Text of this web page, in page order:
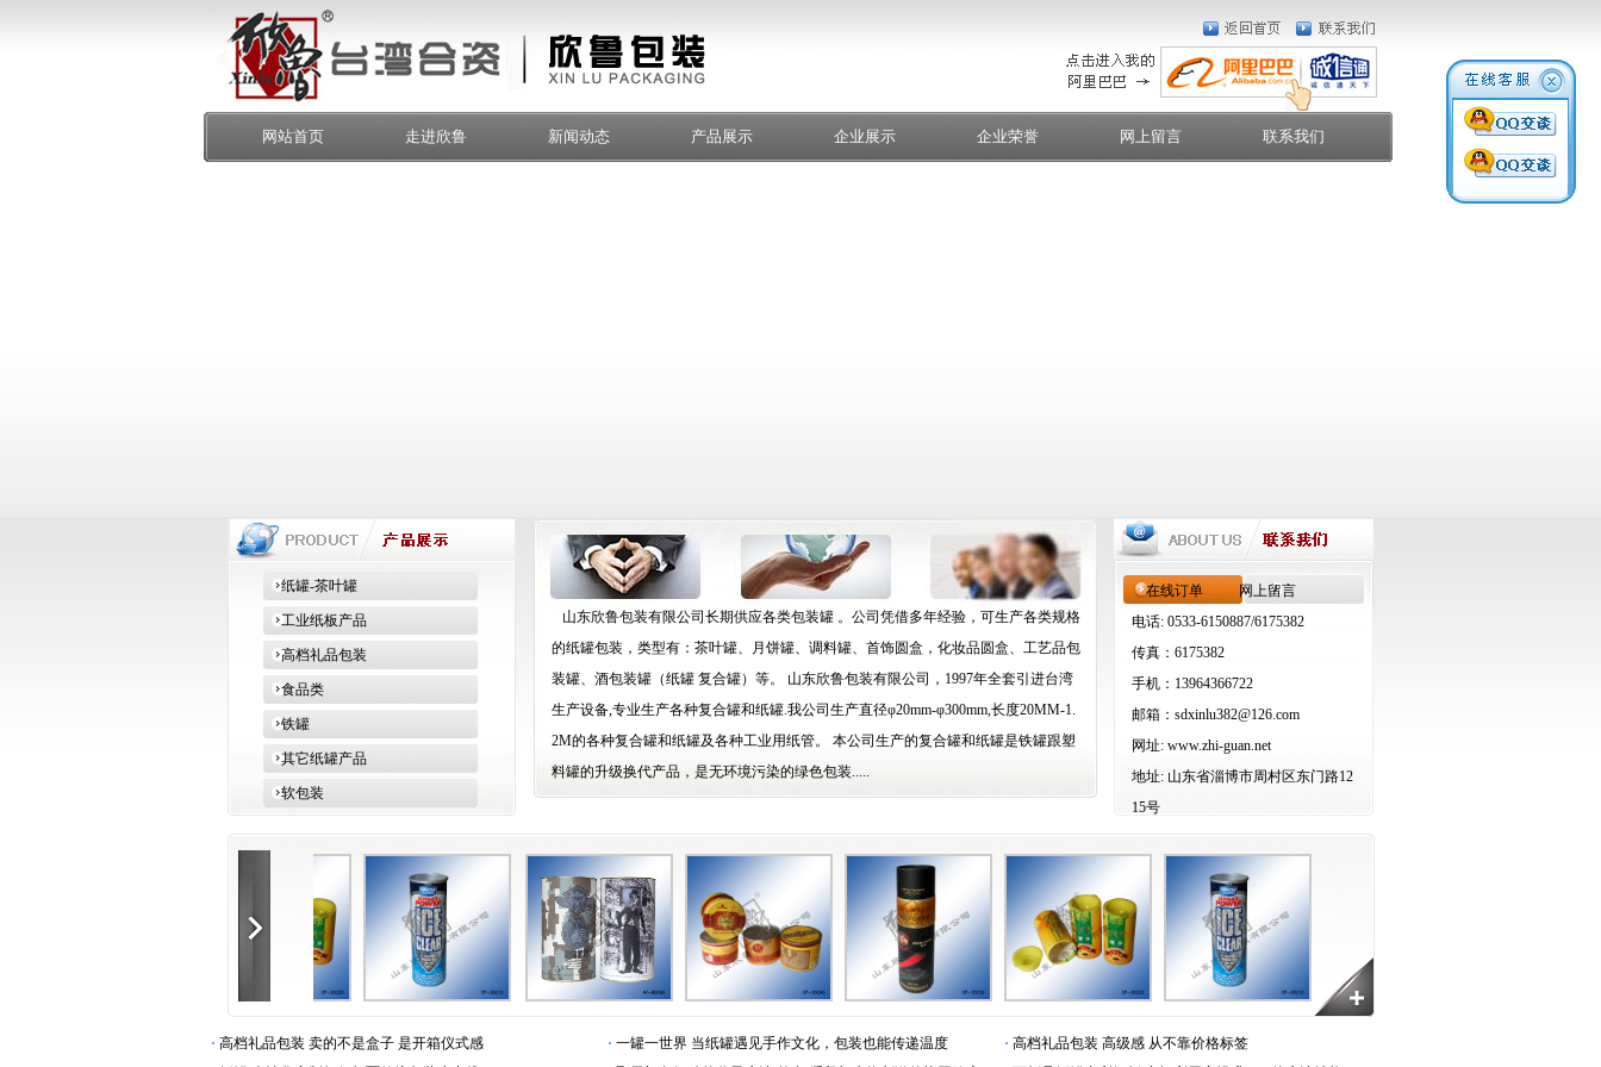
网站首页 走进欣鲁 新闻动态 产品展示 企业展示 企业荣誉 网上留言 联系我们
纸罐-茶叶罐
工业纸板产品
高档礼品包装
食品类
铁罐
其它纸罐产品
软包装
山东欣鲁包装有限公司长期供应各类包装罐 。公司凭借多年经验，可生产各类规格
的纸罐包装，类型有：茶叶罐、月饼罐、调料罐、首饰圆盒，化妆品圆盒、工艺品包
装罐、酒包装罐（纸罐 复合罐）等。 山东欣鲁包装有限公司，1997年全套引进台湾
生产设备,专业生产各种复合罐和纸罐.我公司生产直径φ20mm-φ300mm,长度20MM-1.
2M的各种复合罐和纸罐及各种工业用纸管。 本公司生产的复合罐和纸罐是铁罐跟塑
料罐的升级换代产品，是无环境污染的绿色包装.....
在线订单
网上留言
电话: 0533-6150887/6175382
传真：6175382
手机：13964366722
邮箱： sdxinlu382@126.com
网址: www.zhi-guan.net
地址: 山东省淄博市周村区东门路12
15号
· 高档礼品包装 卖的不是盒子 是开箱仪式感 · 一罐一世界 当纸罐遇见手作文化，包装也能传递温度 · 高档礼品包装 高级感 从不靠价格标签